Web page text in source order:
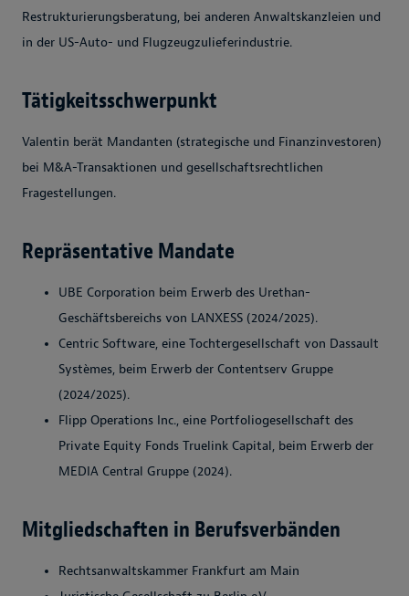
Restrukturierungsberatung, bei anderen Anwaltskanzleien und
in der US-Auto- und Flugzeugzulieferindustrie.
Tätigkeitsschwerpunkt
Valentin berät Mandanten (strategische und Finanzinvestoren)
bei M&A-Transaktionen und gesellschaftsrechtlichen
Fragestellungen.
Repräsentative Mandate
UBE Corporation beim Erwerb des Urethan-
Geschäftsbereichs von LANXESS (2024/2025).
Centric Software, eine Tochtergesellschaft von Dassault
Systèmes, beim Erwerb der Contentserv Gruppe
(2024/2025).
Flipp Operations Inc., eine Portfoliogesellschaft des
Private Equity Fonds Truelink Capital, beim Erwerb der
MEDIA Central Gruppe (2024).
Mitgliedschaften in Berufsverbänden
Rechtsanwaltskammer Frankfurt am Main